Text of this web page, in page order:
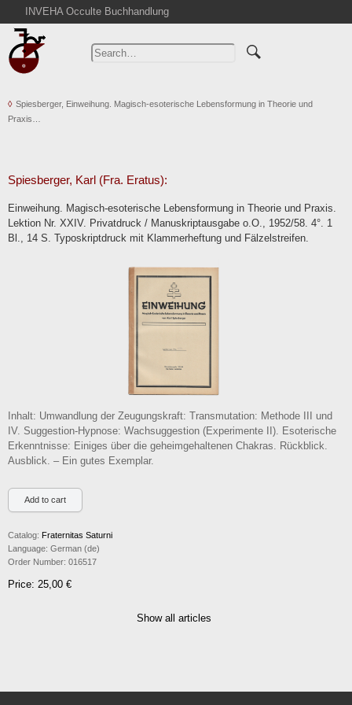
INVEHA Occulte Buchhandlung
Home
Advanced Search
Cart
Abbreviations
Contact
Terms
Spiesberger, Einweihung. Magisch-esoterische Lebensformung in Theorie und
Praxis…
Spiesberger, Karl (Fra. Eratus):
Einweihung. Magisch-esoterische Lebensformung in Theorie und Praxis.
Lektion Nr. XXIV. Privatdruck / Manuskriptausgabe o.O., 1952/58. 4°. 1
Bl., 14 S. Typoskriptdruck mit Klammerheftung und Fälzelstreifen.
Inhalt: Umwandlung der Zeugungskraft: Transmutation: Methode III und
IV. Suggestion-Hypnose: Wachsuggestion (Experimente II). Esoterische
Erkenntnisse: Einiges über die geheimgehaltenen Chakras. Rückblick.
Ausblick. – Ein gutes Exemplar.
Catalog: Fraternitas Saturni
Language: German (de)
Order Number: 016517
Price: 25,00 €
Show all articles